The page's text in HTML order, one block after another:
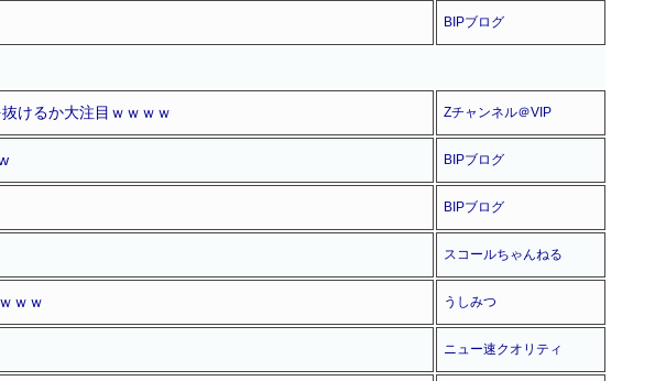
BIPブログ
けるか大注目ｗｗｗｗ Zチャンネル＠VIP
BIPブログ
BIPブログ
スコールちゃんねる
ｗｗ うしみつ
ニュー速クオリティ